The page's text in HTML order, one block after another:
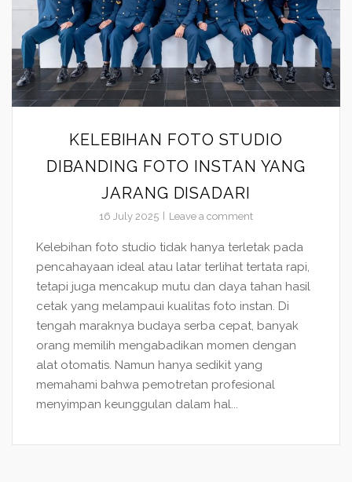
KELEBIHAN FOTO STUDIO
DIBANDING FOTO INSTAN YANG
JARANG DISADARI
16 July 2025 Leave a comment
Kelebihan foto studio tidak hanya terletak pada
pencahayaan ideal atau latar terlihat tertata rapi,
tetapi juga mencakup mutu dan daya tahan hasil
cetak yang melampaui kualitas foto instan. Di
tengah maraknya budaya serba cepat, banyak
orang memilih mengabadikan momen dengan
alat otomatis. Namun hanya sedikit yang
memahami bahwa pemotretan profesional
menyimpan keunggulan dalam hal...